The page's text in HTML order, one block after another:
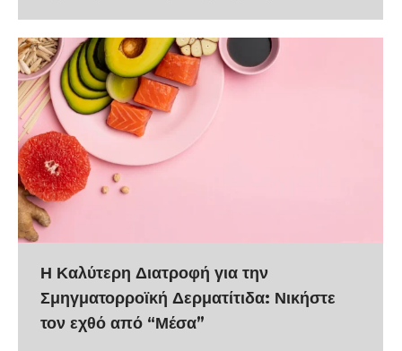
Η Καλύτερη Διατροφή για την
Σμηγματορροϊκή Δερματίτιδα: Νικήστε
τον εχθό από “Μέσα”